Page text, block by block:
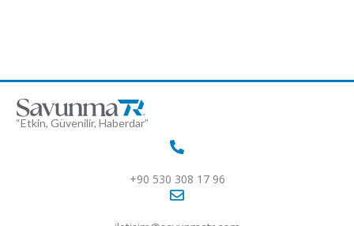
“Etkin, Güvenilir, Haberdar”
+90 530 308 17 96